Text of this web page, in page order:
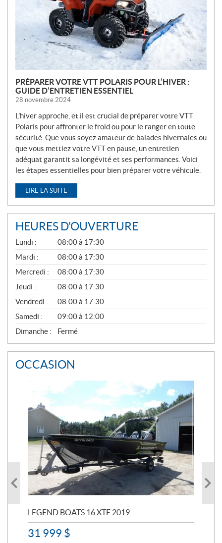
E
PRÉPARER VOTRE VTT POLARIS POUR L’HIVER :
GUIDE D’ENTRETIEN ESSENTIEL
28 novembre 2024
L’hiver approche, et il est crucial de préparer votre VTT
Polaris pour affronter le froid ou pour le ranger en toute
sécurité. Que vous soyez amateur de balades hivernales ou
que vous mettiez votre VTT en pause, un entretien
adéquat garantit sa longévité et ses performances. Voici
les étapes essentielles pour bien préparer votre véhicule.
LIRE LA SUITE
HEURES D'OUVERTURE
G
É
N
É
R
A
L
Lundi :
08:00 à 17:30
Mardi :
08:00 à 17:30
Mercredi :
08:00 à 17:30
Jeudi :
08:00 à 17:30
Vendredi :
08:00 à 17:30
Samedi :
09:00 à 12:00
Dimanche :
Fermé
OCCASION
LEGEND BOATS 16 XTE 2019
31 999 $